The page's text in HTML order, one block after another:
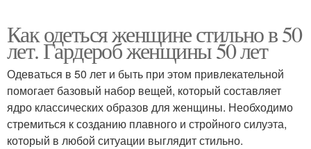
Как одеться женщине стильно в 50
лет. Гардероб женщины 50 лет
Одеваться в 50 лет и быть при этом привлекательной
помогает базовый набор вещей, который составляет
ядро классических образов для женщины. Необходимо
стремиться к созданию плавного и стройного силуэта,
который в любой ситуации выглядит стильно.